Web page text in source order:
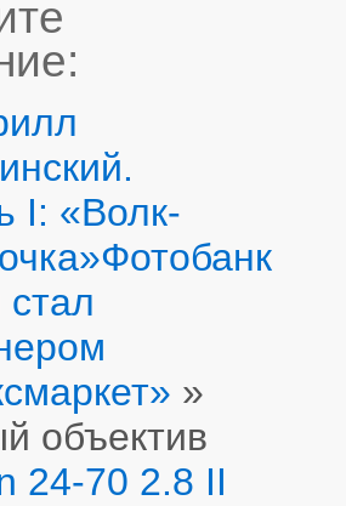
I: «Волк-
Фотобанк
»
объектив
24-70 2.8 II